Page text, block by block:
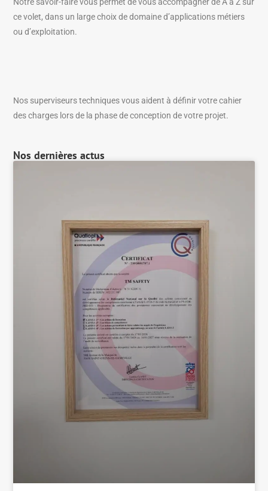
ce volet, dans un large choix de domaine d’applications métiers
ou d’exploitation.
Nos superviseurs techniques vous aident à définir votre cahier
des charges lors de la phase de conception de votre projet.
Nos dernières actus